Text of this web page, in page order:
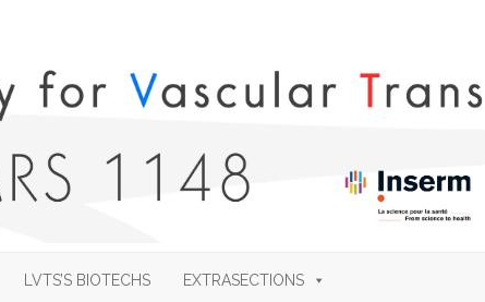
to
LVTS’S BIOTECHS EXTRASECTIONS